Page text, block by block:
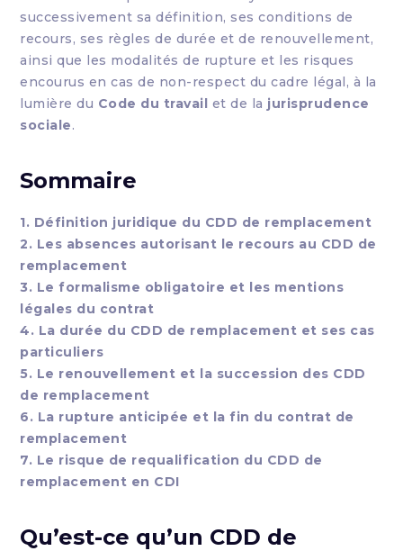
successivement sa définition, ses conditions de
recours, ses règles de durée et de renouvellement,
ainsi que les modalités de rupture et les risques
encourus en cas de non-respect du cadre légal, à la
lumière du Code du travail et de la jurisprudence
sociale.
Sommaire
1. Définition juridique du CDD de remplacement
2. Les absences autorisant le recours au CDD de
remplacement
3. Le formalisme obligatoire et les mentions
légales du contrat
4. La durée du CDD de remplacement et ses cas
particuliers
5. Le renouvellement et la succession des CDD
de remplacement
6. La rupture anticipée et la fin du contrat de
remplacement
7. Le risque de requalification du CDD de
remplacement en CDI
Qu’est-ce qu’un CDD de